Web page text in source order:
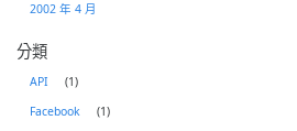
2002 年 4 月
分類
API
(1)
Facebook
(1)